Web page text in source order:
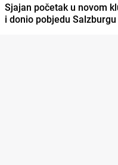
Sjajan početak u novom
i donio pobjedu Salzburgu